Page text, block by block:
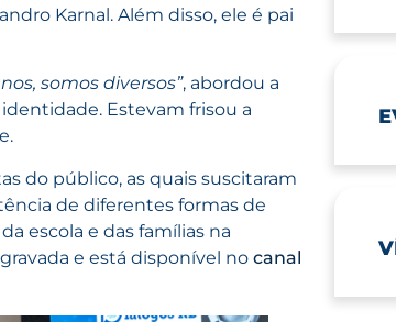
Karnal. Além disso, ele é pai
somos diversos”, abordou a
Estevam frisou a
do público, as quais suscitaram
de diferentes formas de
escola e das famílias na
e está disponível no canal